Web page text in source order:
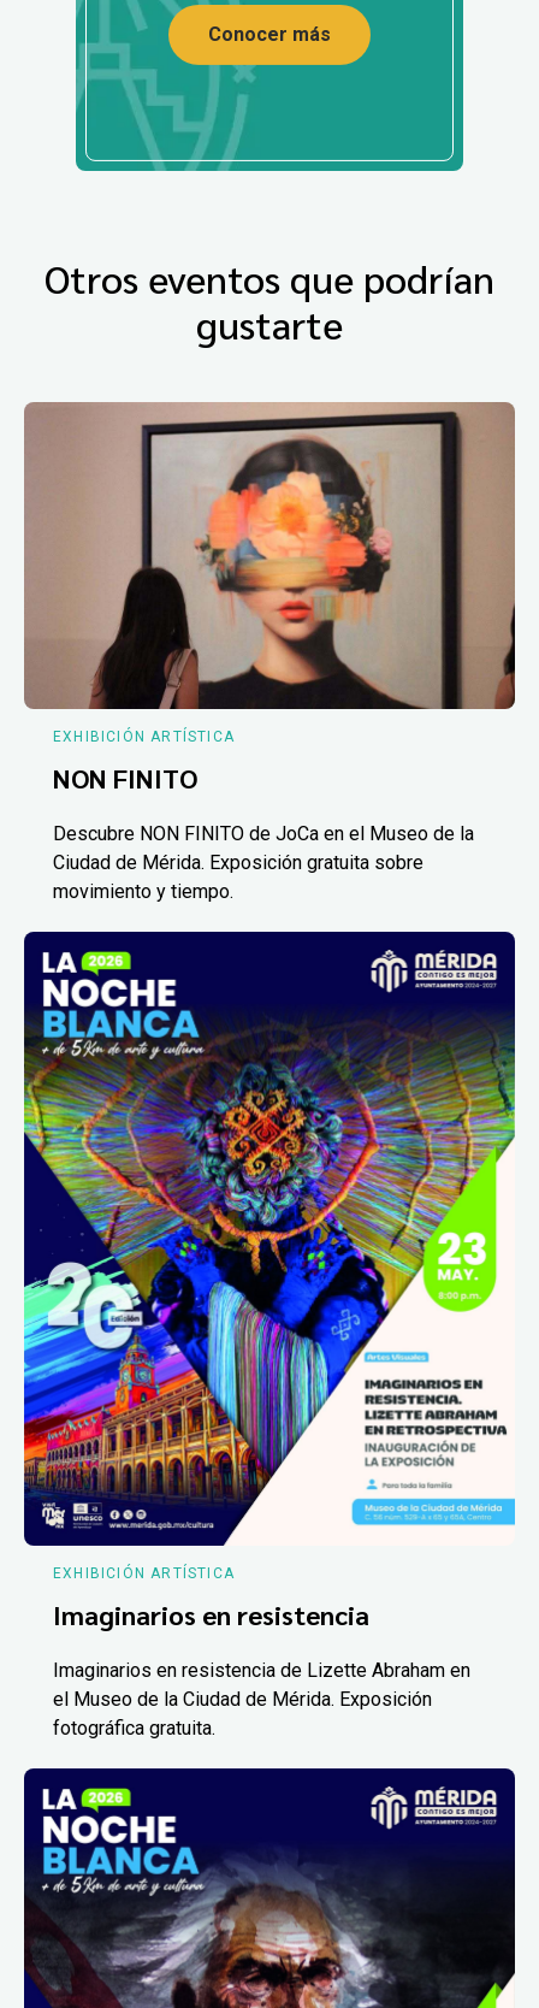
Conocer más
Otros eventos que podrían
gustarte
EXHIBICIÓN ARTÍSTICA
NON FINITO
Descubre NON FINITO de JoCa en el Museo de la
Ciudad de Mérida. Exposición gratuita sobre
movimiento y tiempo.
EXHIBICIÓN ARTÍSTICA
Imaginarios en resistencia
Imaginarios en resistencia de Lizette Abraham en
el Museo de la Ciudad de Mérida. Exposición
fotográfica gratuita.